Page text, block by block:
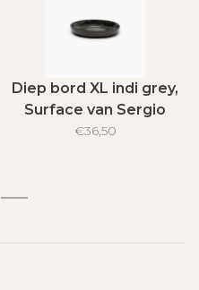
Diep bord XL indi grey,
Surface van Sergio
Herman
€36,50
2